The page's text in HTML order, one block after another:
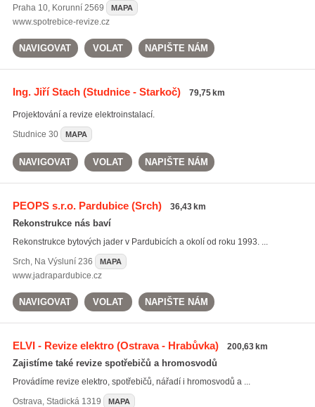
Praha 10, Korunní 2569 MAPA
www.spotrebice-revize.cz
NAVIGOVAT VOLAT NAPIŠTE NÁM
Ing. Jiří Stach(Studnice - Starkoč) 79,75 km
Projektování a revize elektroinstalací.
Studnice 30 MAPA
NAVIGOVAT VOLAT NAPIŠTE NÁM
PEOPS s.r.o. Pardubice(Srch) 36,43 km
Rekonstrukce nás baví
Rekonstrukce bytových jader v Pardubicích a okolí od roku 1993. ...
Srch, Na Výsluní 236 MAPA
www.jadrapardubice.cz
NAVIGOVAT VOLAT NAPIŠTE NÁM
ELVI - Revize elektro(Ostrava - Hrabůvka) 200,63 km
Zajistíme také revize spotřebičů a hromosvodů
Provádíme revize elektro, spotřebičů, nářadí i hromosvodů a ...
Ostrava, Stadická 1319 MAPA